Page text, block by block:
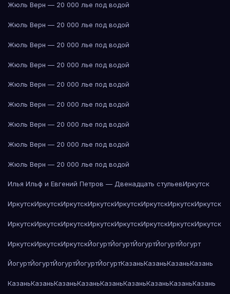
Жюль Верн — 20 000 лье под водой
Жюль Верн — 20 000 лье под водой
Жюль Верн — 20 000 лье под водой
Жюль Верн — 20 000 лье под водой
Жюль Верн — 20 000 лье под водой
Жюль Верн — 20 000 лье под водой
Жюль Верн — 20 000 лье под водой
Жюль Верн — 20 000 лье под водой
Жюль Верн — 20 000 лье под водой
Илья Ильф и Евгений Петров — Двенадцать стульевИркутск
ИркутскИркутскИркутскИркутскИркутскИркутскИркутскИркутск
ИркутскИркутскИркутскИркутскИркутскИркутскИркутскИркутск
ИркутскИркутскИркутскЙогуртЙогуртЙогуртЙогуртЙогурт
ЙогуртЙогуртЙогуртЙогуртЙогуртКазаньКазаньКазаньКазань
КазаньКазаньКазаньКазаньКазаньКазаньКазаньКазаньКазань